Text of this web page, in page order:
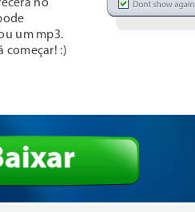
no
um mp3.
começar! :)